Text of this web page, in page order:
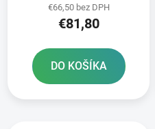
PISTON
€66,50 bez DPH
€81,80
DO KOŠÍKA